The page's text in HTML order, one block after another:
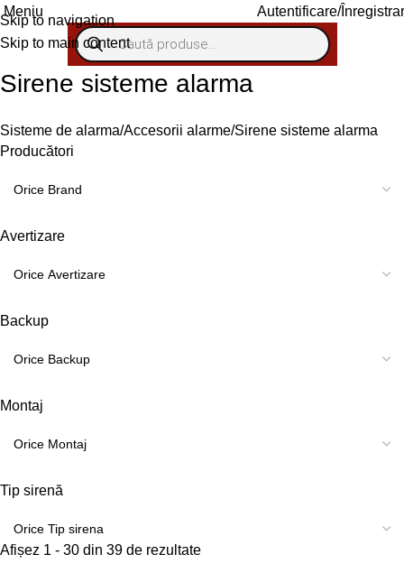
Skip to navigation
Skip to main content
Meniu Autentificare/
Sirene sisteme alarma
Sisteme de alarma Accesorii alarme Sirene sisteme alarma
Producători
Avertizare
Backup
Montaj
Tip sirenă
Afișez 1 - 30 din 39 de rezultate